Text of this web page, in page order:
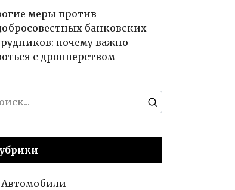
меры против
банковских
почему важно
с дропперством
Автомобили